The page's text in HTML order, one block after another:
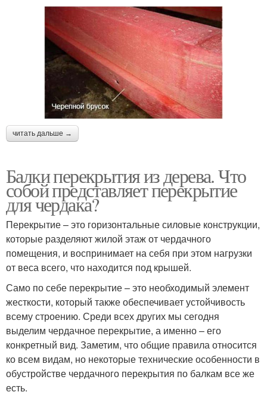
читать дальше →
Балки перекрытия из дерева. Что
собой представляет перекрытие
для чердака?
Перекрытие – это горизонтальные силовые конструкции,
которые разделяют жилой этаж от чердачного
помещения, и воспринимает на себя при этом нагрузки
от веса всего, что находится под крышей.
Само по себе перекрытие – это необходимый элемент
жесткости, который также обеспечивает устойчивость
всему строению. Среди всех других мы сегодня
выделим чердачное перекрытие, а именно – его
конкретный вид. Заметим, что общие правила относится
ко всем видам, но некоторые технические особенности в
обустройстве чердачного перекрытия по балкам все же
есть.